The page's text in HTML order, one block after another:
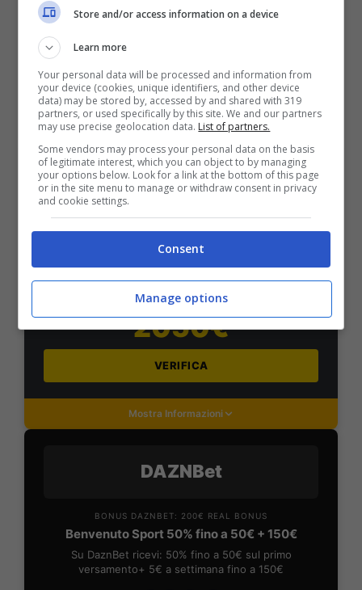
VERIFICA
Mostra Informazioni
PlanetWin365
Planetwin365: 2050€ per sport e scommesse
Iscrivendoti a PlanetWin365 ricevi: 100% fino a 2000€
in Bonus Scommesse + 100% fino a 50€ in Bonus
Sport
2050€
VERIFICA
Mostra Informazioni
DAZNBet
BONUS DAZNBET: 200€ REAL BONUS
Benvenuto Sport 50% fino a 50€ + 150€
Su DaznBet ricevi: 50% fino a 50€ sul primo
versamento+ 5€ a settimana fino a 150€
Store and/or access information on a device
Learn more
Your personal data will be processed and information from
your device (cookies, unique identifiers, and other device
data) may be stored by, accessed by and shared with 319
partners, or used specifically by this site. We and our partners
may use precise geolocation data. List of partners.
Some vendors may process your personal data on the basis
of legitimate interest, which you can object to by managing
your options below. Look for a link at the bottom of this page
or in the site menu to manage or withdraw consent in privacy
and cookie settings.
Consent
Manage options